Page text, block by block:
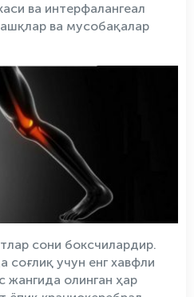
ва интерфалангеал
ва мусобақалар
сони боксчилардир.
соғлиқ учун енг хавфли
жангида олинган ҳар